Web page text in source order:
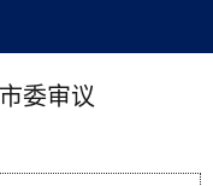
委审议